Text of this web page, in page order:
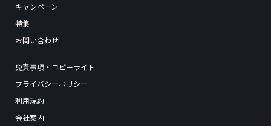
キャンペーン
特集
お問い合わせ
免責事項・コピーライト
プライバシーポリシー
利用規約
会社案内